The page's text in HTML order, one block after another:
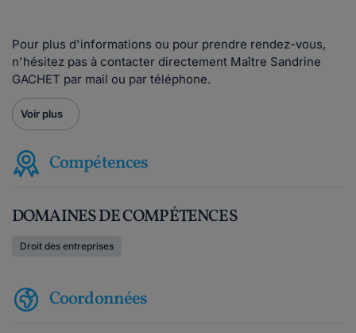
Pour plus d'informations ou pour prendre rendez-vous,
n'hésitez pas à contacter directement Maître Sandrine
GACHET par mail ou par téléphone.
Voir plus
Compétences
DOMAINES DE COMPÉTENCES
Droit des entreprises
Coordonnées